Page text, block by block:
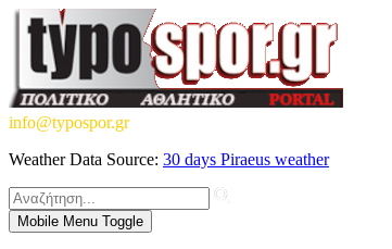
info@typospor.gr
Weather Data Source: 30 days Piraeus weather
Mobile Menu Toggle